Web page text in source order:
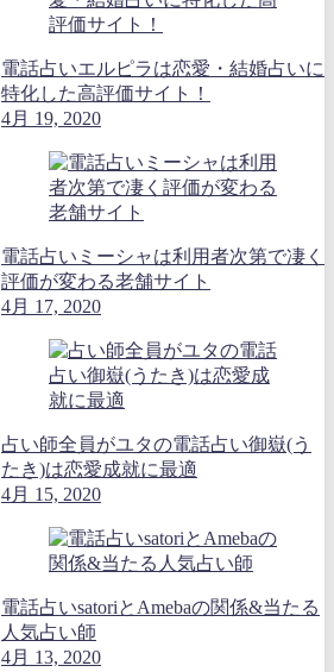
電話占いエルピラは恋愛・結婚占いに
特化した高評価サイト！
4月 19, 2020
電話占いミーシャは利用者次第で凄く
評価が変わる老舗サイト
4月 17, 2020
占い師全員がユタの電話占い御嶽(う
たき)は恋愛成就に最適
4月 15, 2020
電話占いsatoriとAmebaの関係&当たる
人気占い師
4月 13, 2020